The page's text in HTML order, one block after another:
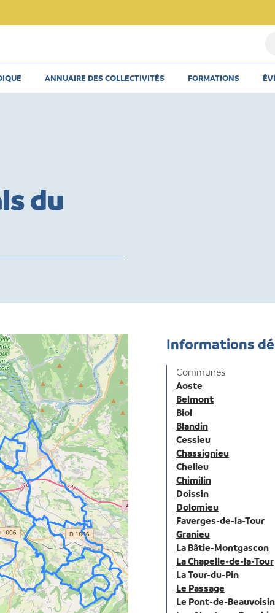
un
ANNUAIRE DES COLLECTIVITÉS FORMATIONS
du
Informations
Communes
Aoste
Belmont
Biol
Blandin
Cessieu
Chassignieu
Chelieu
Chimilin
Doissin
Dolomieu
Faverges-de-la-Tour
Granieu
La Bâtie-Montgascon
La Chapelle-de-la-Tour
La Tour-du-Pin
Le Passage
Le Pont-de-Beauvoisin